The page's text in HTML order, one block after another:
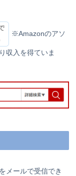
※Amazonのアソ
収入を得ていま
メールで受信でき